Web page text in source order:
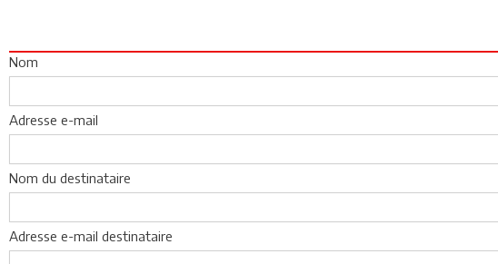
Nom
Adresse e-mail
Nom du destinataire
Adresse e-mail destinataire